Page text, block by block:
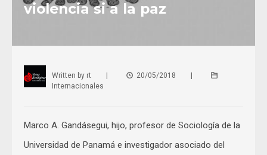
violencia si a la paz
Written by rt 20/05/2018
Internacionales
Marco A. Gandásegui, hijo, profesor de Sociología de la
Universidad de Panamá e investigador asociado del